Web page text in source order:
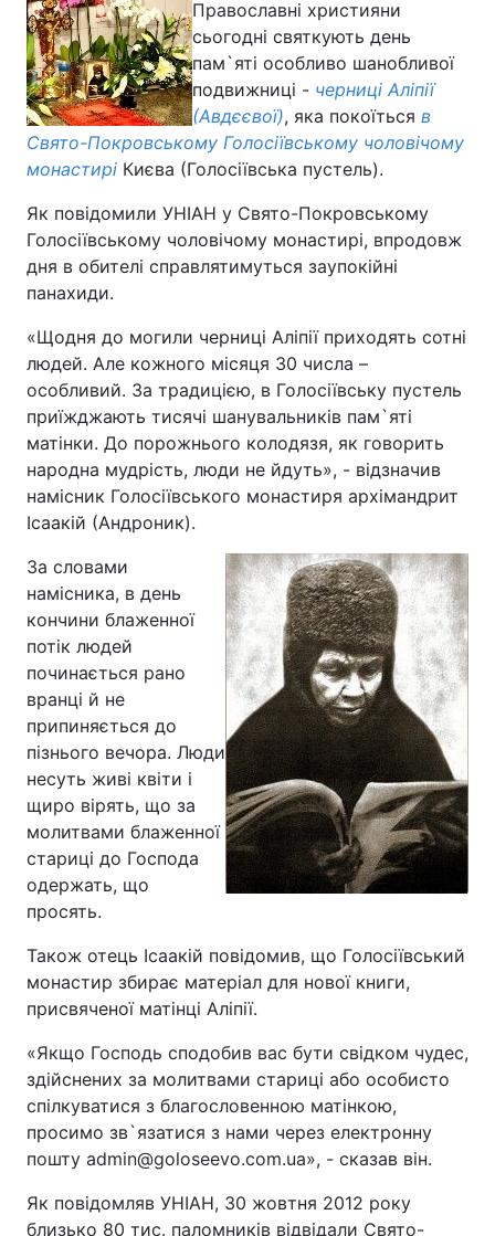
Православні християни
сьогодні святкують день
пам`яті особливо шанобливої
подвижниці - черниці Аліпії
(Авдєєвої), яка покоїться в
Свято-Покровському Голосіївському чоловічому
монастирі Києва (Голосіївська пустель).
Як повідомили УНІАН у Свято-Покровському
Голосіївському чоловічому монастирі, впродовж
дня в обителі справлятимуться заупокійні
панахиди.
«Щодня до могили черниці Аліпії приходять сотні
людей. Але кожного місяця 30 числа –
особливий. За традицією, в Голосіївську пустель
приїжджають тисячі шанувальників пам`яті
матінки. До порожнього колодязя, як говорить
народна мудрість, люди не йдуть», - відзначив
намісник Голосіївського монастиря архімандрит
Ісаакій (Андроник).
За словами
намісника, в день
кончини блаженної
потік людей
починається рано
вранці й не
припиняється до
пізнього вечора. Люди
несуть живі квіти і
щиро вірять, що за
молитвами блаженної
стариці до Господа
одержать, що
просять.
Також отець Ісаакій повідомив, що Голосіївський
монастир збирає матеріал для нової книги,
присвяченої матінці Аліпії.
«Якщо Господь сподобив вас бути свідком чудес,
здійснених за молитвами стариці або особисто
спілкуватися з благословенною матінкою,
просимо зв`язатися з нами через електронну
пошту admin@goloseevo.com.ua», - сказав він.
Як повідомляв УНІАН, 30 жовтня 2012 року
близько 80 тис. паломників відвідали Свято-